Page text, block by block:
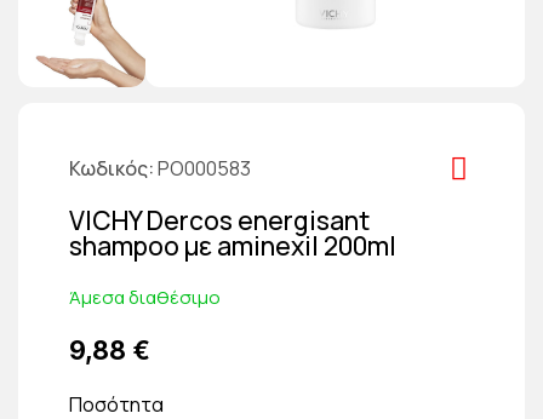
Κωδικός PO000583
VICHY Dercos energisant
shampoo με aminexil 200ml
Άμεσα διαθέσιμο
9,88 €
Ποσότητα